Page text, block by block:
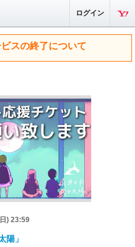
ログイン
スの終了について
) 23:59
陽」